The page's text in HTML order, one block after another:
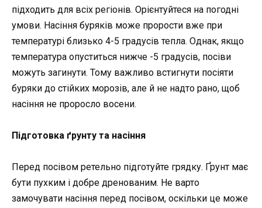
підходить для всіх регіонів. Орієнтуйтеся на погодні
умови. Насіння буряків може прорости вже при
температурі близько 4-5 градусів тепла. Однак, якщо
температура опуститься нижче -5 градусів, посіви
можуть загинути. Тому важливо встигнути посіяти
буряки до стійких морозів, але й не надто рано, щоб
насіння не проросло восени.
Підготовка ґрунту та насіння
Перед посівом ретельно підготуйте грядку. Ґрунт має
бути пухким і добре дренованим. Не варто
замочувати насіння перед посівом, оскільки це може